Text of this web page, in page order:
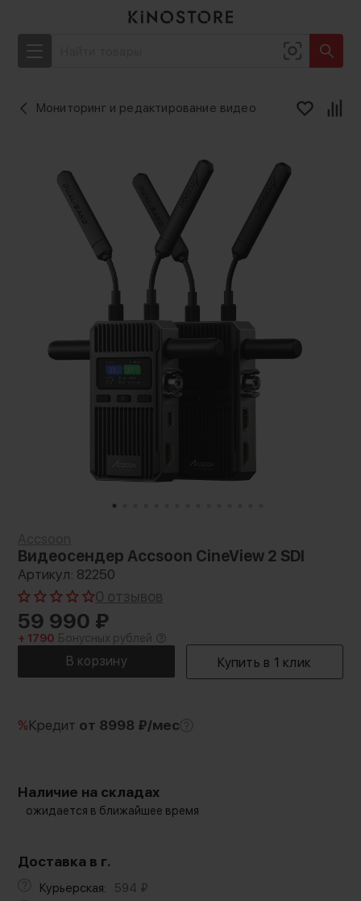
Мониторинг и редактирование видео
Видеосендер Accsoon CineView 2 SDI
Артикул: 82250
0 отзывов
59 990 ₽
+ 1790 Бонусных рублей
%Кредит от 8998 ₽/мес
Наличие на складах
ожидается в ближайшее время
Доставка в г.
Курьерская: 594 ₽